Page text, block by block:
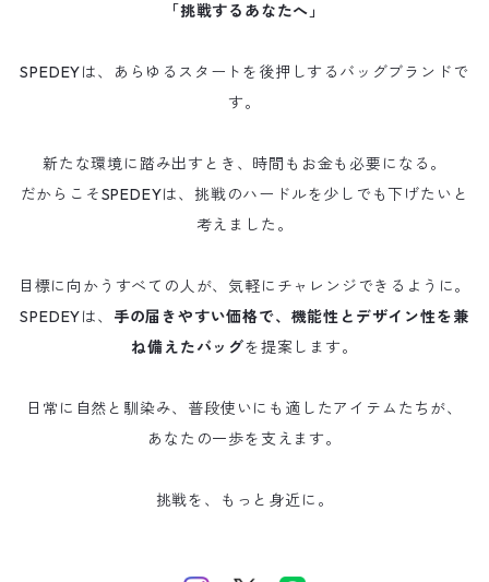
「挑戦するあなたへ」
SPEDEYは、あらゆるスタートを後押しするバッグブランドで
す。
新たな環境に踏み出すとき、時間もお金も必要になる。
だからこそSPEDEYは、挑戦のハードルを少しでも下げたいと
考えました。
目標に向かうすべての人が、気軽にチャレンジできるように。
SPEDEYは、 手の届きやすい価格で、機能性とデザイン性を兼
ね備えたバッグを提案します。
日常に自然と馴染み、普段使いにも適したアイテムたちが、
あなたの一歩を支えます。
挑戦を、もっと身近に。